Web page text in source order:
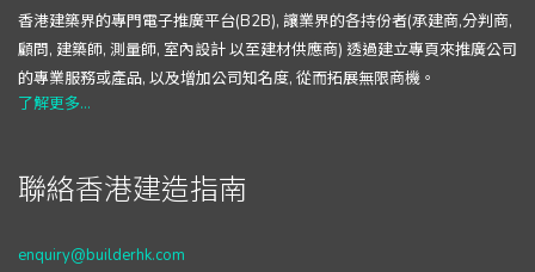
香港建築界的專門電子推廣平台(B2B), 讓業界的各持份者(承建商,分判商,
顧問, 建築師, 測量師, 室內設計 以至建材供應商) 透過建立專頁來推廣公司
的專業服務或產品, 以及增加公司知名度, 從而拓展無限商機。
了解更多...
聯絡香港建造指南
enquiry@builderhk.com